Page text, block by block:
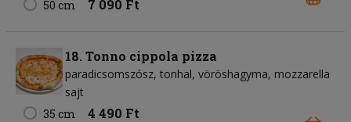
50 cm 7 090 Ft
18. Tonno cippola pizza
paradicsomszósz tonhal vöröshagyma mozzarella
sajt
35 cm
4 490 Ft